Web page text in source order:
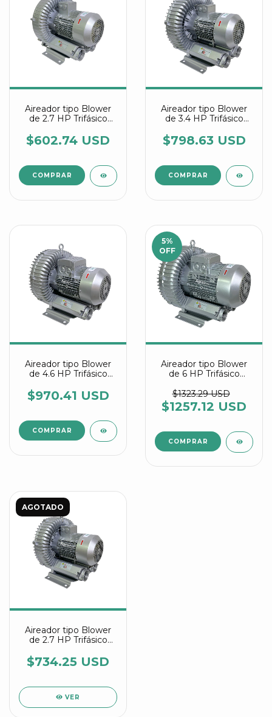
Aireador tipo Blower
de 2.7 HP Trifásico
7AW26
$602.74 USD
Aireador tipo Blower
de 3.4 HP Trifásico
7AW16
$798.63 USD
Aireador tipo Blower
de 4.6 HP Trifásico
7AW26
$970.41 USD
5%
OFF
Aireador tipo Blower
de 6 HP Trifásico
7AW36
$1323.29 USD
$1257.12 USD
AGOTADO
Aireador tipo Blower
de 2.7 HP Trifásico
7AW06
$734.25 USD
VER